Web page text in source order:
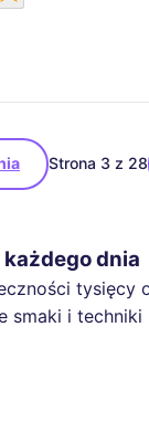
Strona 3 z 28
dnia
tysięcy
smaki i techniki